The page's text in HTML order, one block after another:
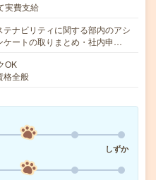
実費支給
テナビリティに関する部内のアシ
ケートの取りまとめ・社内申…
OK
格全般
しずか